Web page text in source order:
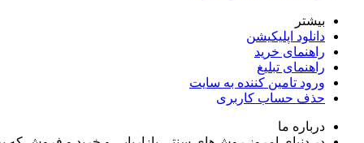
بیشتر
دانلود اپلیکیشن
راهنمای خرید
راهنمای تبلیغ
ورود تامین کننده به سایت
حذف حساب کاربری
درباره ما